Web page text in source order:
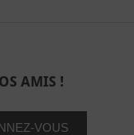
AMIS !
VOUS